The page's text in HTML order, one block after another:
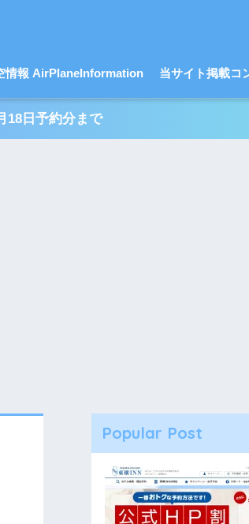
情報 AirPlaneInformation 当サイト掲載コ
18日予約分まで
Popular Post